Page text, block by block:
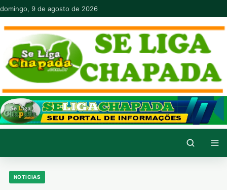
Pular para o conteúdo
domingo, 9 de agosto de 2026
NOTICIAS